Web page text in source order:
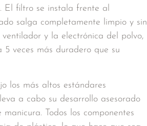
El filtro se instala frente al
salga completamente limpio y sin
y la electrónica del polvo,
veces más duradero que su
los más altos estándares
a cabo su desarrollo asesorado
Todos los componentes